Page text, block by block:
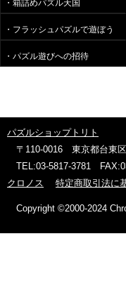
・箱詰めパズル天国
・フラッシュパズルで遊ぼう
・パズル遊びへの招待
パズルショップトリト
〒110-0016 東京都台東
TEL:03-5817-3781
クロノス
特定商取引法に
Copyright ©2000-2024